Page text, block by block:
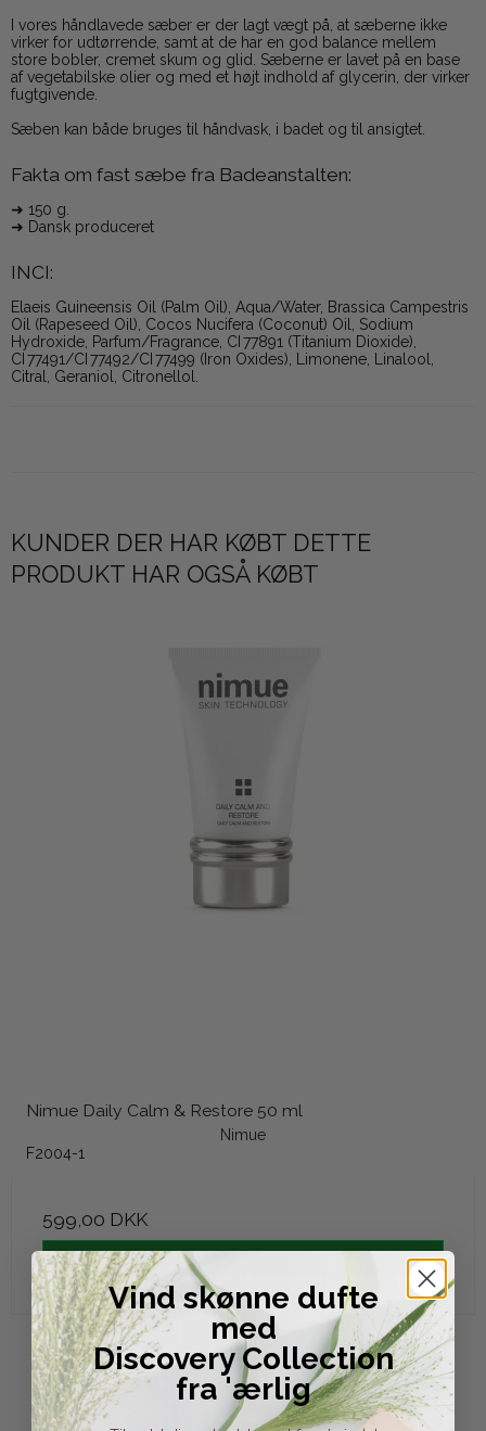
I vores håndlavede sæber er der lagt vægt på, at sæberne ikke
virker for udtørrende, samt at de har en god balance mellem
store bobler, cremet skum og glid. Sæberne er lavet på en base
af vegetabilske olier og med et højt indhold af glycerin, der virker
fugtgivende.
Sæben kan både bruges til håndvask, i badet og til ansigtet.
Fakta om fast sæbe fra Badeanstalten:
➜ 150 g.
➜ Dansk produceret
INCI:
Elaeis Guineensis Oil (Palm Oil), Aqua/Water, Brassica Campestris
Oil (Rapeseed Oil), Cocos Nucifera (Coconut) Oil, Sodium
Hydroxide, Parfum/Fragrance, CI 77891 (Titanium Dioxide),
CI 77491/CI 77492/CI 77499 (Iron Oxides), Limonene, Linalool,
Citral, Geraniol, Citronellol.
KUNDER DER HAR KØBT DETTE
PRODUKT HAR OGSÅ KØBT
Nimue Daily Calm & Restore 50 ml
Nimue
F2004-1
599,00 DKK
Vind skønne dufte
med
Discovery Collection
fra 'ærlig